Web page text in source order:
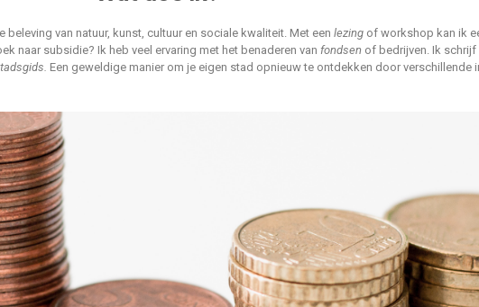
van natuur, kunst, cultuur en sociale kwaliteit. Met een lezing of workshop kan ik
naar subsidie? Ik heb veel ervaring met het benaderen van fondsen of bedrijven. Ik schrijf
. Een geweldige manier om je eigen stad opnieuw te ontdekken door verschillende